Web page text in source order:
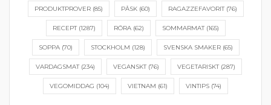
PRODUKTPROVER(85) PÅSK(60) RAGAZZEFAVORIT(76)
RECEPT(1287) RÖRA(62) SOMMARMAT(165)
SOPPA(70) STOCKHOLM (128) SVENSKA SMAKER(65)
VARDAGSMAT(234) VEGANSKT(76) VEGETARISKT(287)
VEGOMIDDAG (104) VIETNAM (61) VINTIPS (74)